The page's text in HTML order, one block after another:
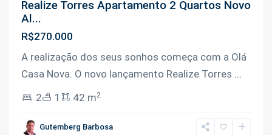
Realize Torres Apartamento 2 Quartos Novo
Al...
R$270.000
A realização dos seus sonhos começa com a Olá
Casa Nova. O novo lançamento Realize Torres ...
2
1 42 m2
Gutemberg Barbosa
Planalto,